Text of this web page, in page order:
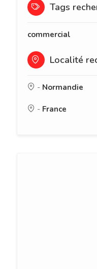
Tags
commercial
Localité
- Normandie
- France